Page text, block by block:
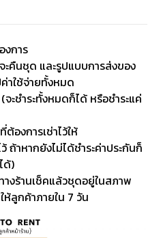
งการ
ะคืนชุด และรูปแบบการส่งของ
ค่าใช้จ่ายทั้งหมด
จะชำระทั้งหมดก็ได้ หรือชำระแค่
องการเช่าไว้ให้
าหากยังไม่ได้ชำระค่าประกันก็
ด้)
งร้านเช็คแล้วชุดอยู่ในสภาพ
ลูกค้าภายใน 7 วัน